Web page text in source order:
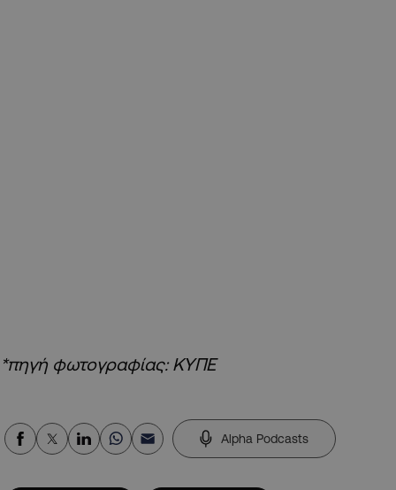
*πηγή φωτογραφίας: ΚΥΠΕ
Alpha Podcasts